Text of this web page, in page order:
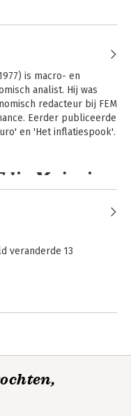
is macro- en
analist. Hij was
redacteur bij FEM
Eerder publiceerde
en 'Het inflatiespook'.
Mujagic
veranderde 13